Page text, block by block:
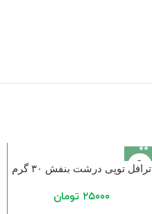
ترافل توپی درشت بنفش ۳۰ گرم
۲۵۰۰۰ تومان